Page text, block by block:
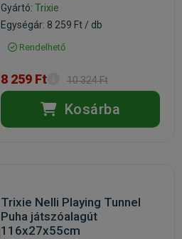
Gyártó: Trixie
Egységár: 8 259 Ft / db
Rendelhető
8 259 Ft 10 324 Ft
Kosárba
Trixie Nelli Playing Tunnel
Puha játszóalagút
116x27x55cm